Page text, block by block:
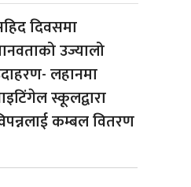
दिवसमा
उज्यालो
लहानमा
स्कूलद्वारा
कम्बल वितरण